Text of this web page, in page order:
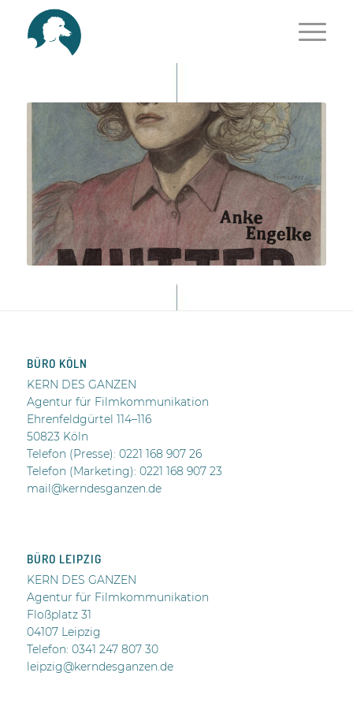
BÜRO KÖLN
KERN DES GANZEN
Agentur für Filmkommunikation
Ehrenfeldgürtel 114–116
50823 Köln
Telefon (Presse): 0221 168 907 26
Telefon (Marketing): 0221 168 907 23
mail@kerndesganzen.de
BÜRO LEIPZIG
KERN DES GANZEN
Agentur für Filmkommunikation
Floßplatz 31
04107 Leipzig
Telefon: 0341 247 807 30
leipzig@kerndesganzen.de